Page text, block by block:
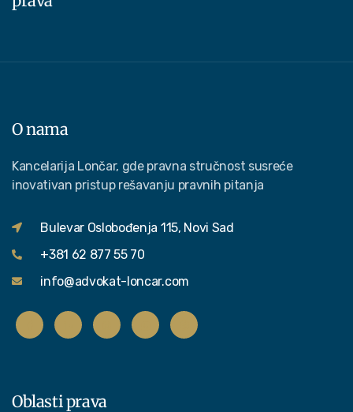
O nama
Kancelarija Lončar, gde pravna stručnost susreće
inovativan pristup rešavanju pravnih pitanja
Bulevar Oslobođenja 115, Novi Sad
+381 62 877 55 70
info@advokat-loncar.com
Oblasti prava